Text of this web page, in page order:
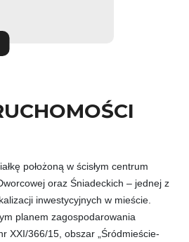
położoną w ścisłym centrum
oraz Śniadeckich – jednej z
inwestycyjnych w mieście.
planem zagospodarowania
XXI/366/15, obszar „Śródmieście-